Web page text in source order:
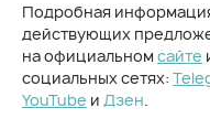
Подробная
действующих
на официальномсайте
социальных сетях:
YouTube и Дзен.